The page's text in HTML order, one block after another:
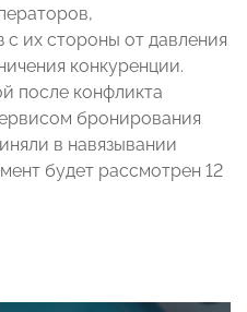
их стороны от давления
конкуренции.
после конфликта
бронирования
в навязывании
будет рассмотрен 12